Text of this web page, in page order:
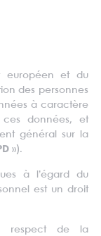
européen et du
des personnes
à caractère
données, et
général sur la
»).
à l’égard du
est un droit
respect de la